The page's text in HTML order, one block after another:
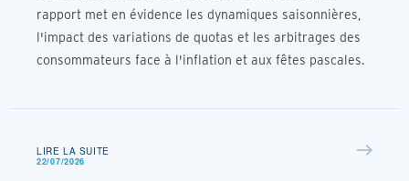
rapport met en évidence les dynamiques saisonnières,
l'impact des variations de quotas et les arbitrages des
consommateurs face à l'inflation et aux fêtes pascales.
LIRE LA SUITE
22/07/2026